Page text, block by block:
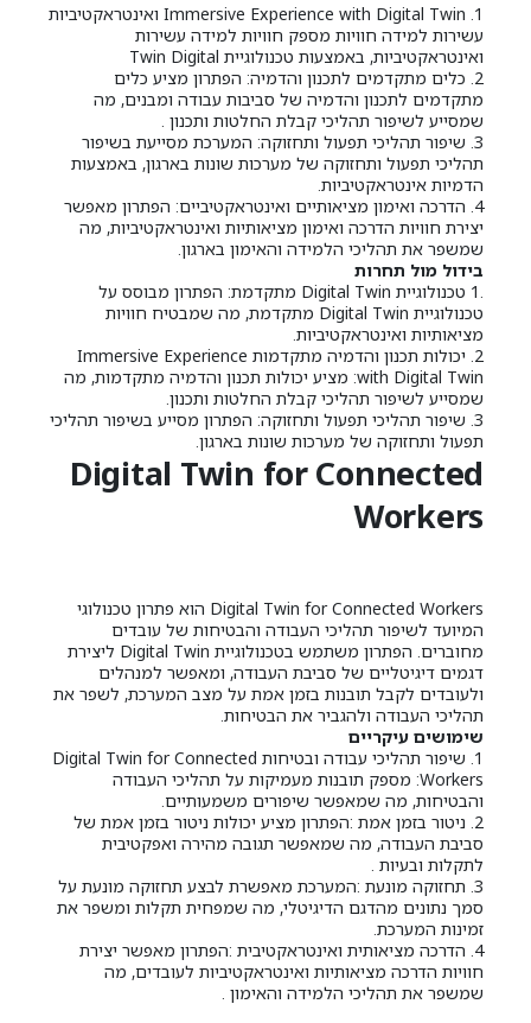
1. Immersive Experience with Digital Twin ואינטראקטיביות
עשירות למידה חוויות מספק חוויות למידה עשירות
ואינטראקטיביות, באמצעות טכנולוגיית Twin Digital
2. כלים מתקדמים לתכנון והדמיה: הפתרון מציע כלים
מתקדמים לתכנון והדמיה של סביבות עבודה ומבנים, מה
שמסייע לשיפור תהליכי קבלת החלטות ותכנון .
3. שיפור תהליכי תפעול ותחזוקה: המערכת מסייעת בשיפור
תהליכי תפעול ותחזוקה של מערכות שונות בארגון, באמצעות
הדמיות אינטראקטיביות.
4. הדרכה ואימון מציאותיים ואינטראקטיביים: הפתרון מאפשר
יצירת חוויות הדרכה ואימון מציאותיות ואינטראקטיביות, מה
שמשפר את תהליכי הלמידה והאימון בארגון.
בידול מול תחרות
.1 טכנולוגיית Digital Twin מתקדמת: הפתרון מבוסס על
טכנולוגיית Digital Twin מתקדמת, מה שמבטיח חוויות
מציאותיות ואינטראקטיביות.
2. יכולות תכנון והדמיה מתקדמות Immersive Experience
with Digital Twin: מציע יכולות תכנון והדמיה מתקדמות, מה
שמסייע לשיפור תהליכי קבלת החלטות ותכנון.
3. שיפור תהליכי תפעול ותחזוקה: הפתרון מסייע בשיפור תהליכי
תפעול ותחזוקה של מערכות שונות בארגון.
Digital Twin for Connected
Workers
Digital Twin for Connected Workers הוא פתרון טכנולוגי
המיועד לשיפור תהליכי העבודה והבטיחות של עובדים
מחוברים. הפתרון משתמש בטכנולוגיית Digital Twin ליצירת
דגמים דיגיטליים של סביבת העבודה, ומאפשר למנהלים
ולעובדים לקבל תובנות בזמן אמת על מצב המערכת, לשפר את
תהליכי העבודה ולהגביר את הבטיחות.
שימושים עיקריים
1. שיפור תהליכי עבודה ובטיחות Digital Twin for Connected
Workers: מספק תובנות מעמיקות על תהליכי העבודה
והבטיחות, מה שמאפשר שיפורים משמעותיים.
2. ניטור בזמן אמת :הפתרון מציע יכולות ניטור בזמן אמת של
סביבת העבודה, מה שמאפשר תגובה מהירה ואפקטיבית
לתקלות ובעיות .
3. תחזוקה מונעת :המערכת מאפשרת לבצע תחזוקה מונעת על
סמך נתונים מהדגם הדיגיטלי, מה שמפחית תקלות ומשפר את
זמינות המערכת.
4. הדרכה מציאותית ואינטראקטיבית :הפתרון מאפשר יצירת
חוויות הדרכה מציאותיות ואינטראקטיביות לעובדים, מה
שמשפר את תהליכי הלמידה והאימון .